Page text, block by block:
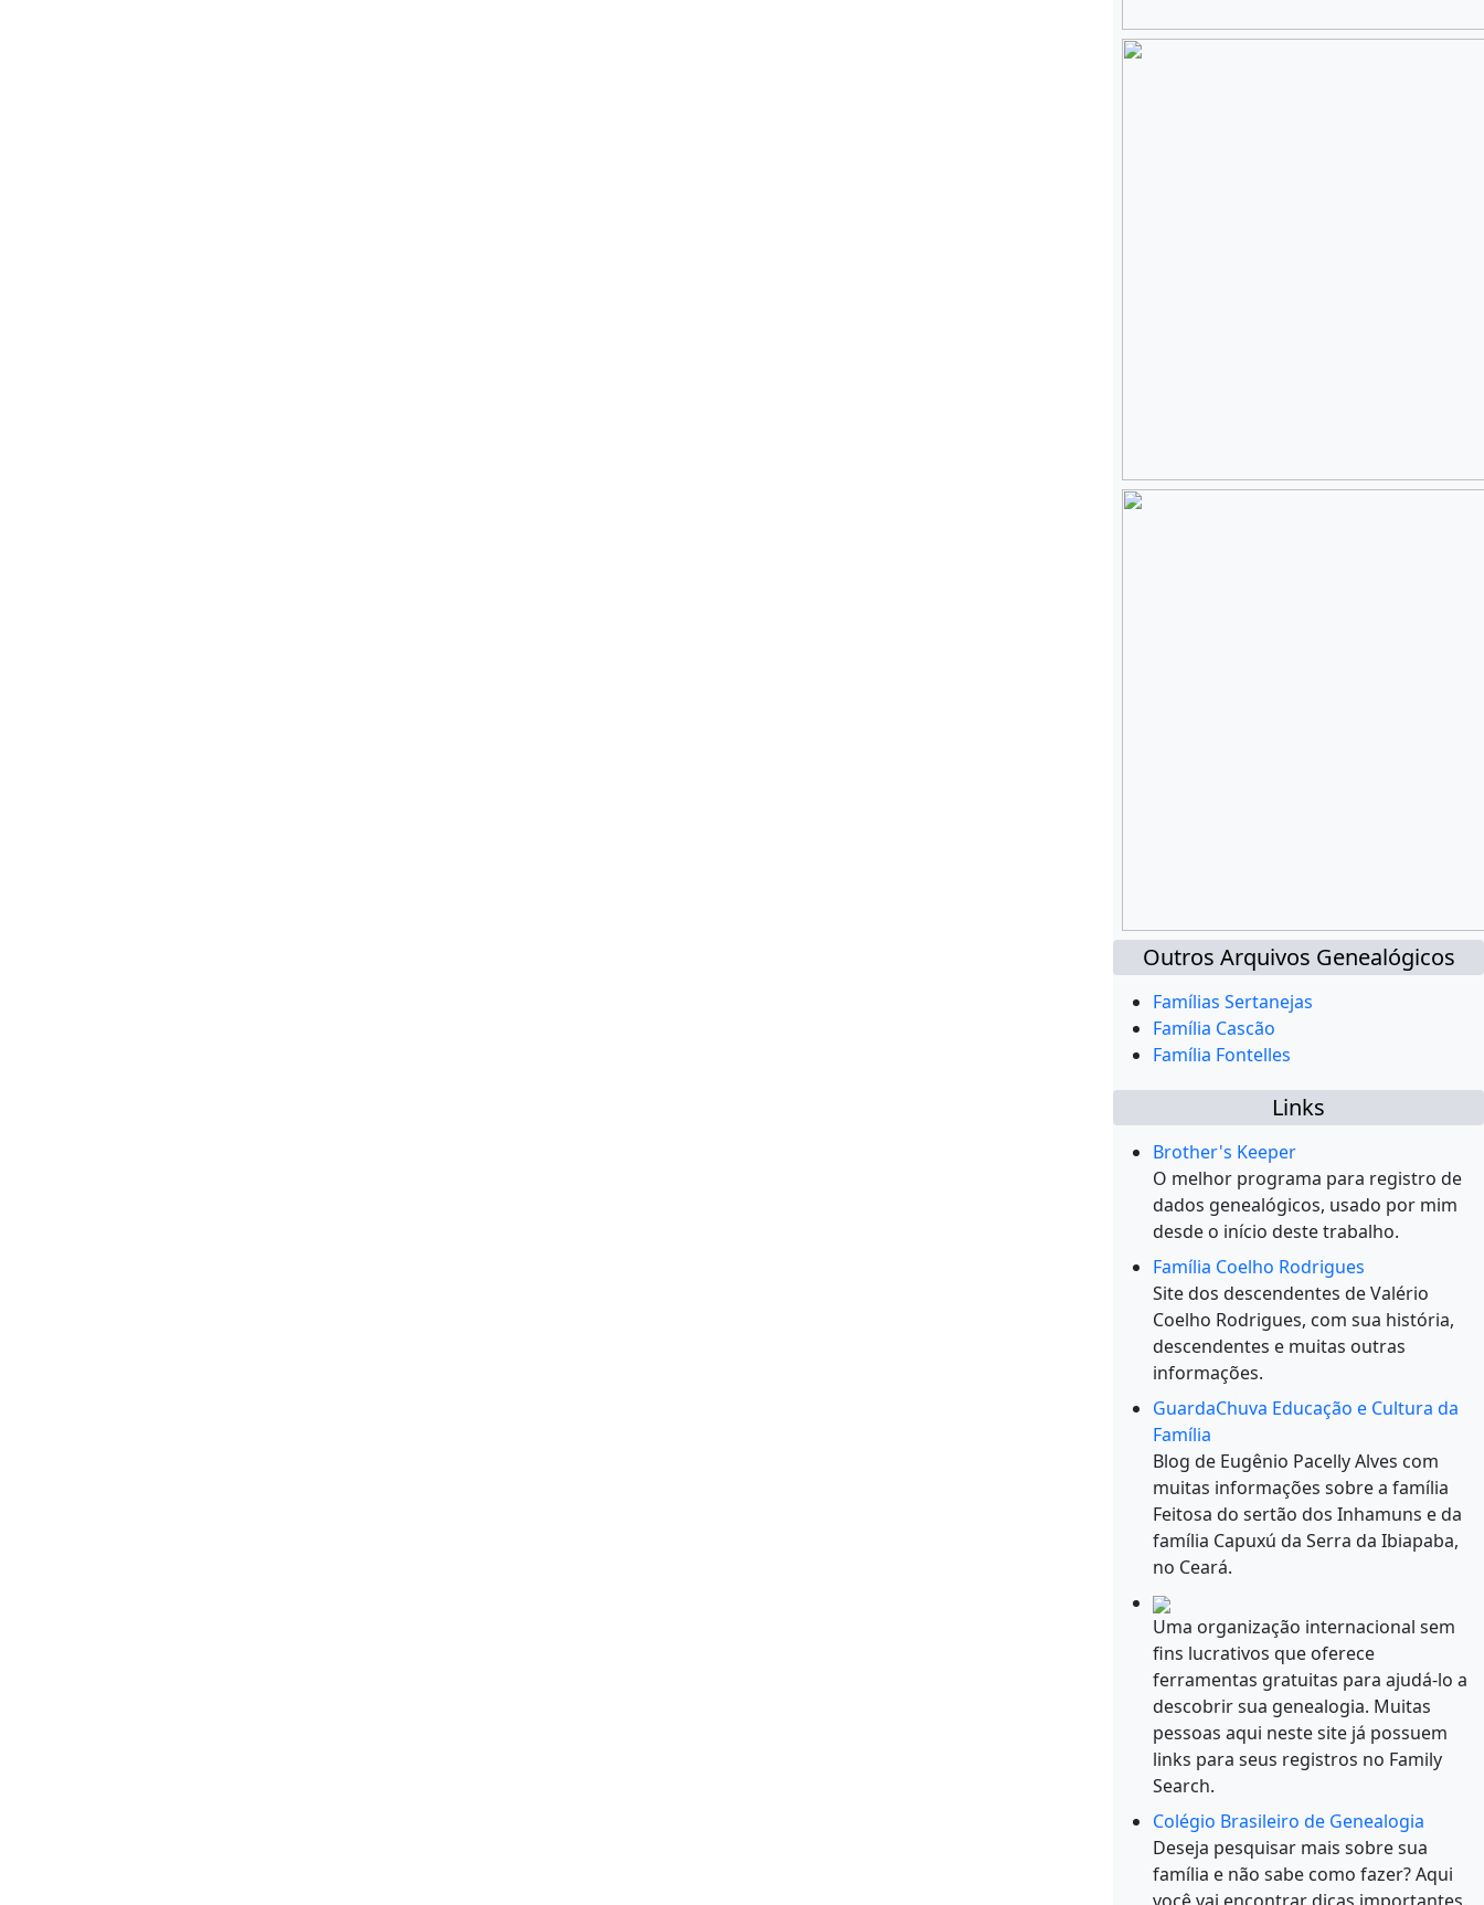
Outros Arquivos Genealógicos
Famílias Sertanejas
Família Cascão
Família Fontelles
Links
Brother's Keeper
O melhor programa para registro de
dados genealógicos, usado por mim
desde o início deste trabalho.
Família Coelho Rodrigues
Site dos descendentes de Valério
Coelho Rodrigues, com sua história,
descendentes e muitas outras
informações.
GuardaChuva Educação e Cultura da
Família
Blog de Eugênio Pacelly Alves com
muitas informações sobre a família
Feitosa do sertão dos Inhamuns e da
família Capuxú da Serra da Ibiapaba,
no Ceará.
Uma organização internacional sem
fins lucrativos que oferece
ferramentas gratuitas para ajudá-lo a
descobrir sua genealogia. Muitas
pessoas aqui neste site já possuem
links para seus registros no Family
Search.
Colégio Brasileiro de Genealogia
Deseja pesquisar mais sobre sua
família e não sabe como fazer? Aqui